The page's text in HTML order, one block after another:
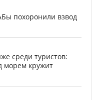
похоронили взвод
среди туристов:
морем кружит